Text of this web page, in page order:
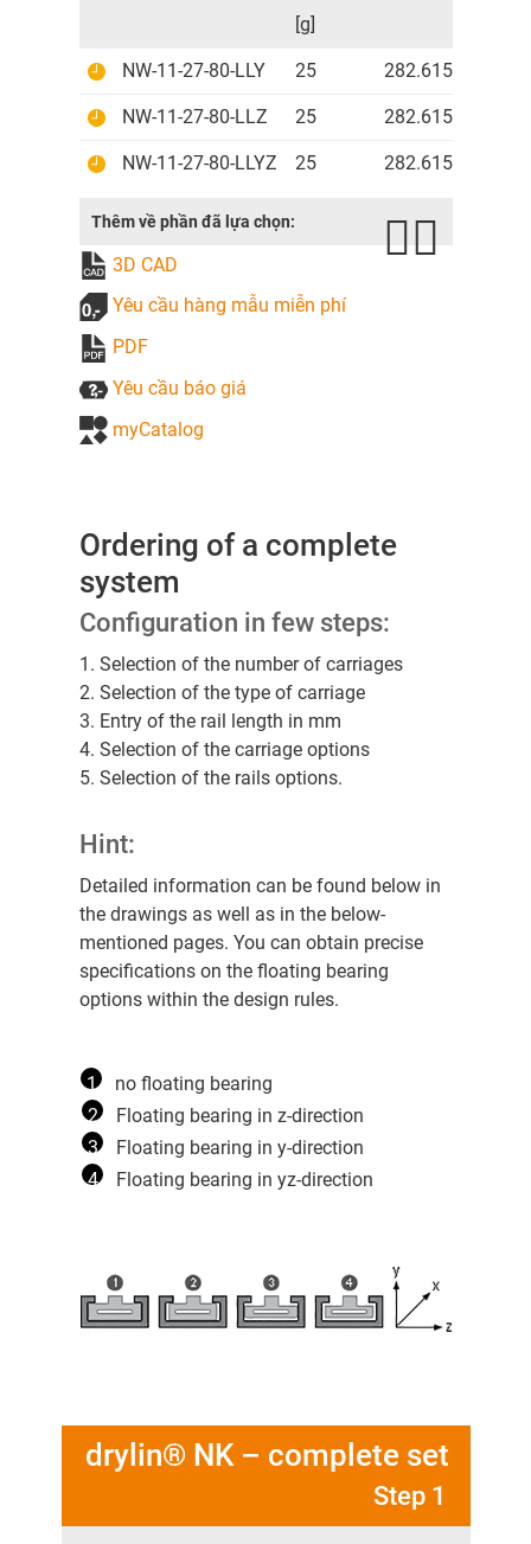
[g]
NW-11-27-80-LLY 25 282.615 VND
NW-11-27-80-LLZ 25 282.615 VND
NW-11-27-80-LLYZ 25 282.615 VND
Thêm về phần đã lựa chọn:
3D CAD
Yêu cầu hàng mẫu miễn phí
PDF
Yêu cầu báo giá
myCatalog
Ordering of a complete
system
Configuration in few steps:
1. Selection of the number of carriages
2. Selection of the type of carriage
3. Entry of the rail length in mm
4. Selection of the carriage options
5. Selection of the rails options.
Hint:
Detailed information can be found below in
the drawings as well as in the below-
mentioned pages. You can obtain precise
specifications on the floating bearing
options within the design rules.
1
no floating bearing
2
Floating bearing in z-direction
3
Floating bearing in y-direction
4
Floating bearing in yz-direction
drylin® NK – complete set
Step 1